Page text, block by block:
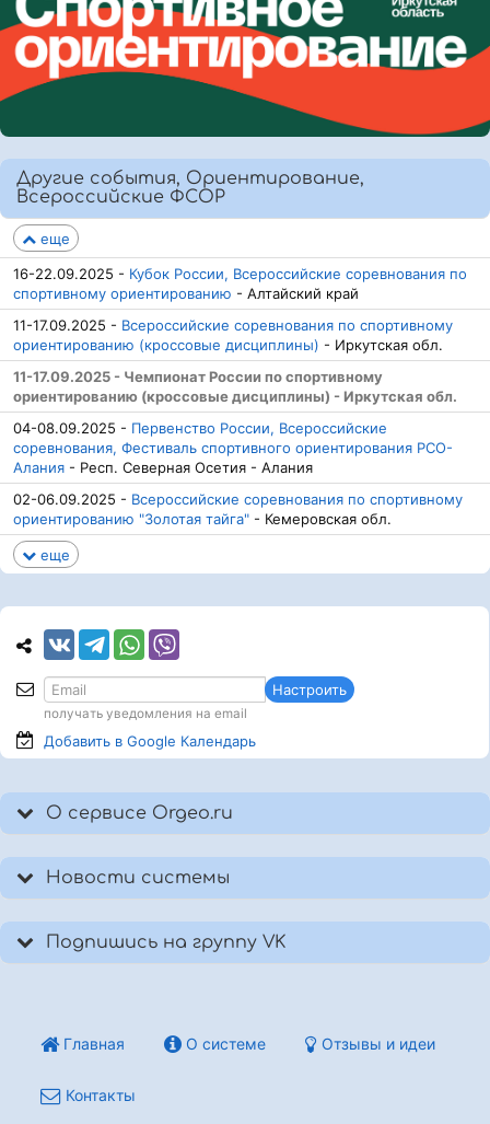
Другие события, Ориентирование,
Всероссийские ФСОР
еще
16-22.09.2025 - Кубок России, Всероссийские соревнования по
спортивному ориентированию - Алтайский край
11-17.09.2025 - Всероссийские соревнования по спортивному
ориентированию (кроссовые дисциплины) - Иркутская обл.
11-17.09.2025 - Чемпионат России по спортивному
ориентированию (кроссовые дисциплины) - Иркутская обл.
04-08.09.2025 - Первенство России, Всероссийские
соревнования, Фестиваль спортивного ориентирования РСО-
Алания - Респ. Северная Осетия - Алания
02-06.09.2025 - Всероссийские соревнования по спортивному
ориентированию "Золотая тайга" - Кемеровская обл.
еще
Настроить
получать уведомления на email
Добавить в Google Календарь
О сервисе Orgeo.ru
Новости системы
Подпишись на группу VK
Главная О системе Отзывы и идеи
Контакты